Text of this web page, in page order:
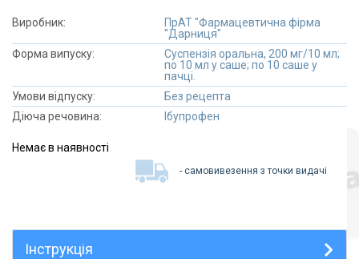
Виробник:
ПрАТ "Фармацевтична фірма
"Дарниця"
Форма випуску:
Суспензія оральна, 200 мг/10 мл;
по 10 мл у саше; по 10 саше у
пачці.
Умови відпуску:
Без рецепта
Діюча речовина:
Ібупрофен
Немає в наявності
- самовивезення з точки видачі
Інструкція